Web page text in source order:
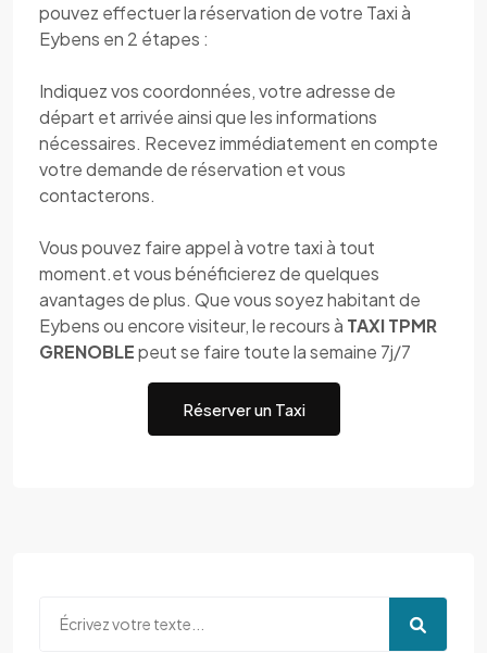
pouvez effectuer la réservation de votre Taxi à
Eybens en 2 étapes :
Indiquez vos coordonnées, votre adresse de
départ et arrivée ainsi que les informations
nécessaires. Recevez immédiatement en compte
votre demande de réservation et vous
contacterons.
Vous pouvez faire appel à votre taxi à tout
moment.et vous bénéficierez de quelques
avantages de plus. Que vous soyez habitant de
Eybens ou encore visiteur, le recours à TAXI TPMR
GRENOBLEpeut se faire toute la semaine 7j/7
Réserver un Taxi